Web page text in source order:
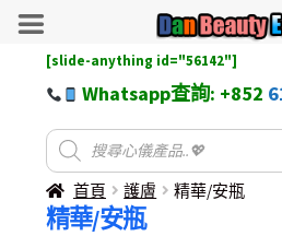
[slide-anything id="56142"]
Whatsapp查詢: +852
首頁 護膚 精華/安瓶
精華/安瓶